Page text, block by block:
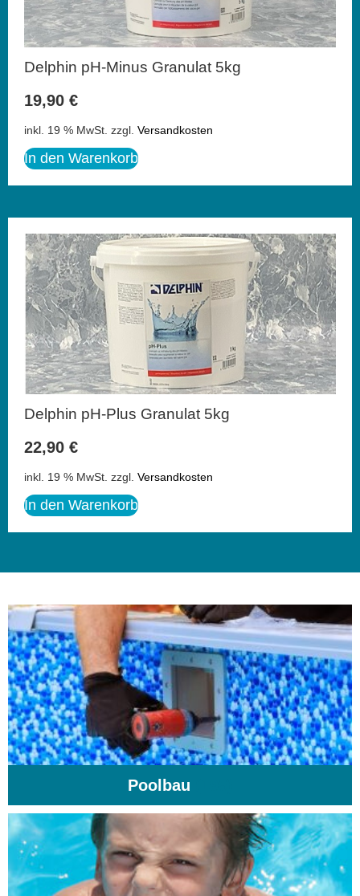
Delphin pH-Minus Granulat 5kg
19,90 €
inkl. 19 % MwSt. zzgl. Versandkosten
In den Warenkorb
Delphin pH-Plus Granulat 5kg
22,90 €
inkl. 19 % MwSt. zzgl. Versandkosten
In den Warenkorb
Poolbau